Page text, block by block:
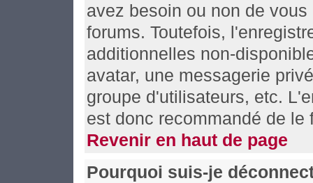
avez besoin ou non de
forums. Toutefois,
additionnelles non-
avatar, une messagerie
groupe d'utilisateurs, etc.
est donc recommandé de le
Revenir en haut de page
Pourquoi suis-je